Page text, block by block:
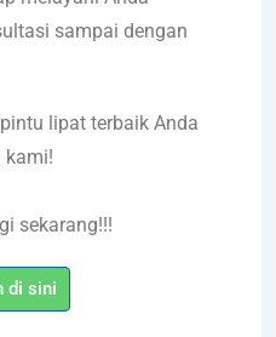
sampai dengan
lipat terbaik Anda
kami!
sekarang!!!
di sini